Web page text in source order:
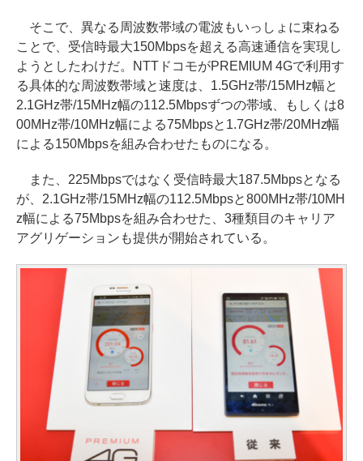
そこで、異なる周波数帯域の電波もいっしょに束ねる
ことで、受信時最大150Mbpsを超える高速通信を実現し
ようとしたわけだ。NTTドコモがPREMIUM 4Gで利用す
る具体的な周波数帯域と速度は、1.5GHz帯/15MHz幅と
2.1GHz帯/15MHz幅の112.5Mbpsずつの帯域、もしくは8
00MHz帯/10MHz幅による75Mbpsと1.7GHz帯/20MHz幅
による150Mbpsを組み合わせたものになる。
また、225Mbpsではなく受信時最大187.5Mbpsとなる
が、2.1GHz帯/15MHz幅の112.5Mbpsと800MHz帯/10MH
z幅による75Mbpsを組み合わせた、3種類目のキャリア
アグリゲーションも提供が開始されている。